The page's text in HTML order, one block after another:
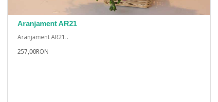
Aranjament AR21
Aranjament AR21..
257,00RON